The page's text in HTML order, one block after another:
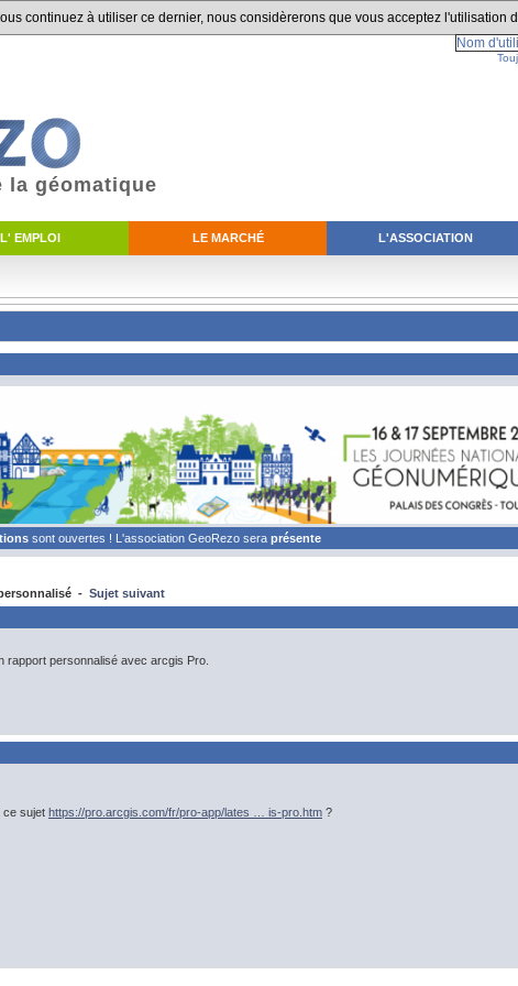
continuez à utiliser ce dernier, nous considèrerons que vous acceptez l'utilisation
L' EMPLOI LE MARCHÉ L'ASSOCIATION
la géomatique
sont ouvertes ! L'association GeoRezo sera présente
- Sujet suivant
personnalisé avec arcgis Pro.
ce sujet https://pro.arcgis.com/fr/pro-app/lates … is-pro.htm ?